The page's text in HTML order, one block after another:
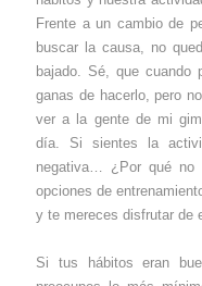
Frente a un cambio de
buscar la causa, no
bajado. Sé, que cuando
ganas de hacerlo, pero
ver a la gente de mi
día. Si sientes la
negativa… ¿Por qué no
opciones de
y te mereces disfrutar de
Si tus hábitos eran